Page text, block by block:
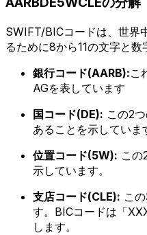
SWIFT/BICコードは、世界
るために8から11の文字と数
銀行コード(AARB):こ
AGを表しています
国コード(DE): この2
あることを示していま
位置コード(5W): この
示しています。
支店コード(CLE): こ
す。BICコードは「
します。